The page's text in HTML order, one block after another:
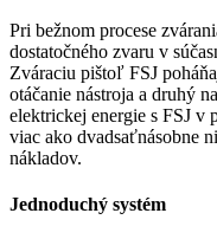
Pri bežnom procese
dostatočného zvaru v
Zváraciu pištoľ FSJ
otáčanie nástroja a druhý
elektrickej energie s FSJ v
viac ako dvadsaťnásobne
nákladov.
Jednoduchý systém